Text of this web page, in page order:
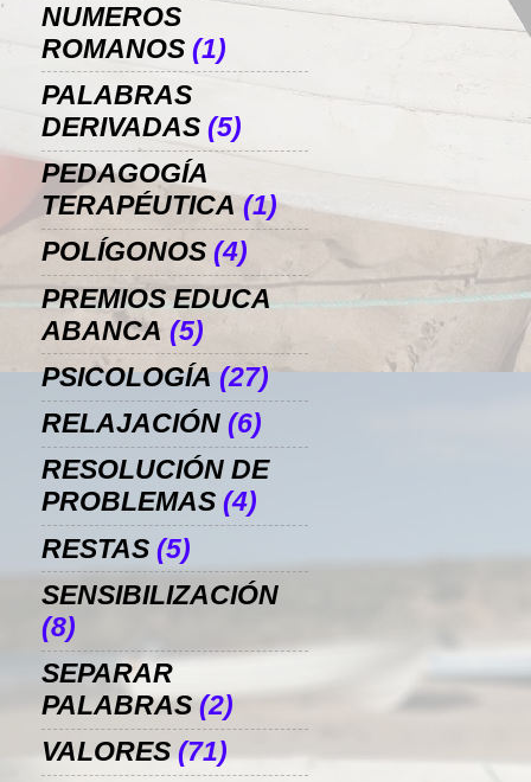
NUMEROS
ROMANOS (1)
PALABRAS
DERIVADAS (5)
PEDAGOGÍA
TERAPÉUTICA (1)
POLÍGONOS (4)
PREMIOS EDUCA
ABANCA (5)
PSICOLOGÍA (27)
RELAJACIÓN (6)
RESOLUCIÓN DE
PROBLEMAS (4)
RESTAS (5)
SENSIBILIZACIÓN
(8)
SEPARAR
PALABRAS (2)
VALORES (71)